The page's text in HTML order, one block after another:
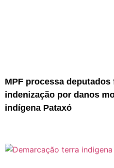
MPF processa deputados
indenização por danos
indígena Pataxó